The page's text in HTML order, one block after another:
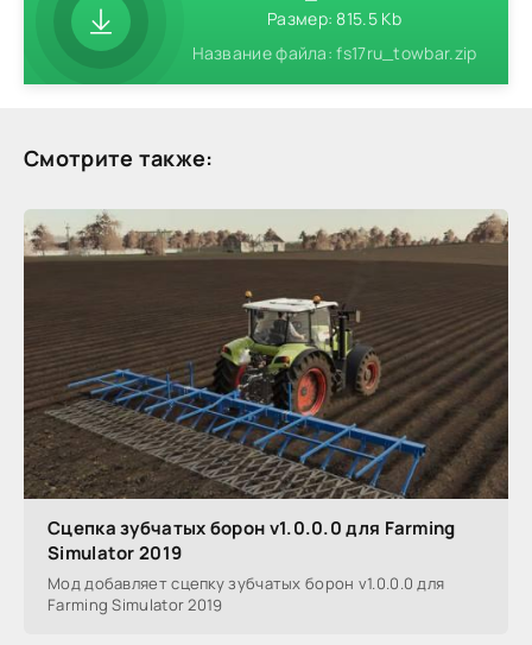
Размер: 815.5 Kb
Название файла: fs17ru_towbar.zip
Смотрите также:
Сцепка зубчатых борон v1.0.0.0 для Farming
Simulator 2019
Мод добавляет сцепку зубчатых борон v1.0.0.0 для
Farming Simulator 2019